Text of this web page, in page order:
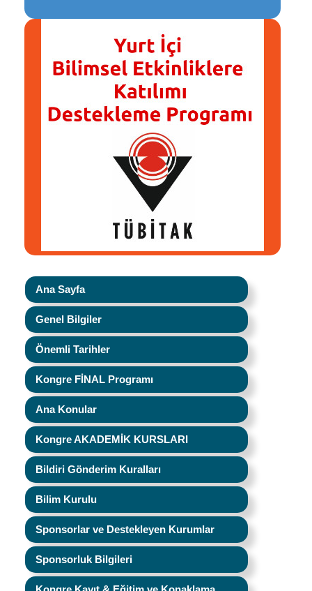
Ana Sayfa
Genel Bilgiler
Önemli Tarihler
Kongre FİNAL Programı
Ana Konular
Kongre AKADEMİK KURSLARI
Bildiri Gönderim Kuralları
Bilim Kurulu
Sponsorlar ve Destekleyen Kurumlar
Sponsorluk Bilgileri